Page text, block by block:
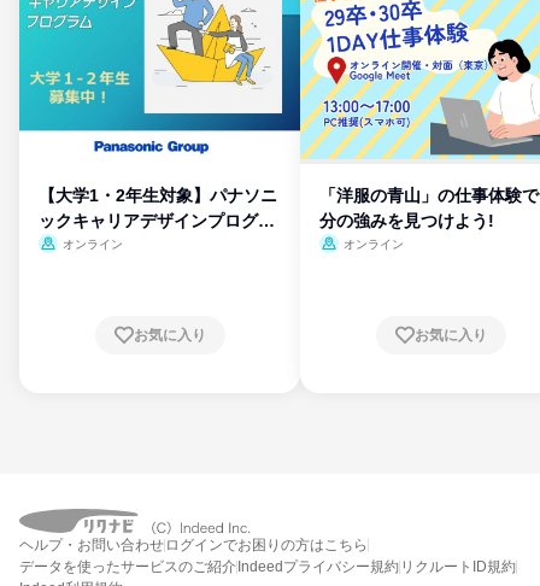
【大学1・2年生対象】パナソニ
ックキャリアデザインプログラ
ム
オンライン
お気に入り
「洋服の青山」の仕事体験
分の強みを見つけよう!
オンライン
お気に入り
ヘルプ・お問い合わせ ログインでお困りの方はこちら
データを使ったサービスのご紹介 Indeedプライバシー規約 リクルートID規約